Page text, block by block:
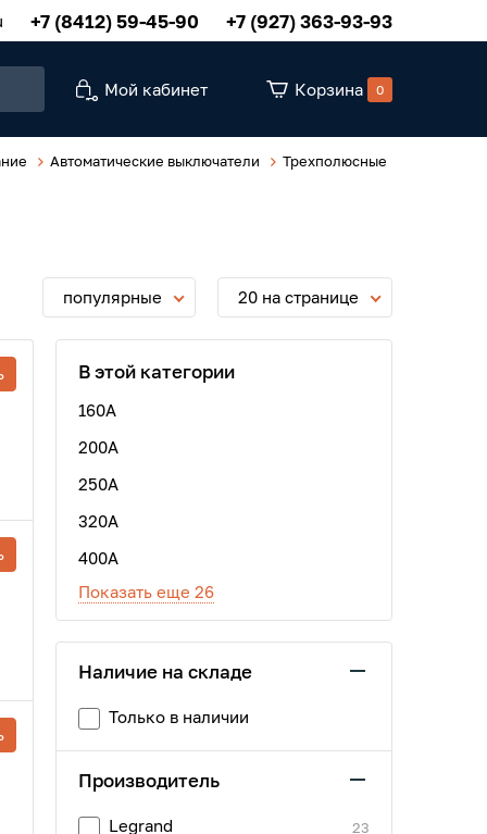
+7 (8412) 59-45-90 +7 (927) 363-93-93
Мой кабинет Корзина 0
Автоматические выключатели Трехполюсные
популярные 20 на странице
В этой категории
160A
200А
250А
320А
400А
Показать еще 26
Наличие на складе
Только в наличии
Производитель
Legrand 23